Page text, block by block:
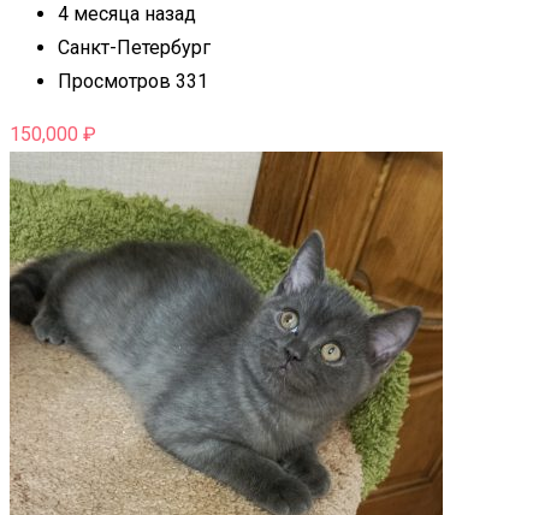
4 месяца назад
Санкт-Петербург
Просмотров 331
150,000 ₽